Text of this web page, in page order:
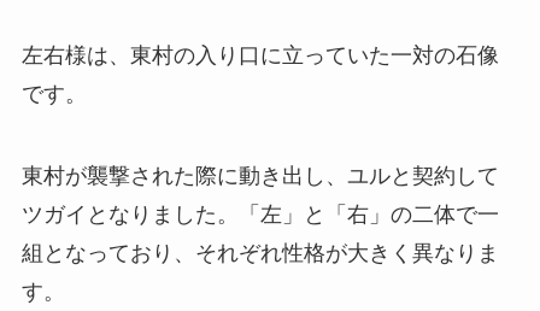
左右様は、東村の入り口に立っていた一対の石像
です。
東村が襲撃された際に動き出し、ユルと契約して
ツガイとなりました。「左」と「右」の二体で一
組となっており、それぞれ性格が大きく異なりま
す。